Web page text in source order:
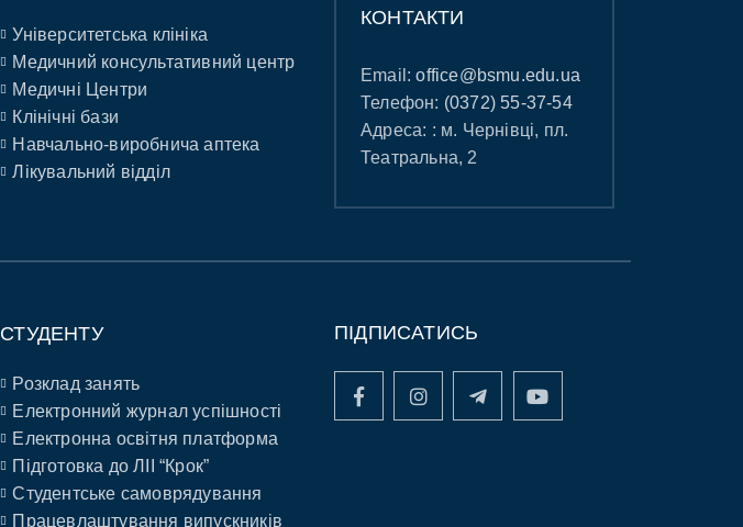
Університетська клініка
Медичний консультативний центр
Медичні Центри
Клінічні бази
Навчально-виробнича аптека
Лікувальний відділ
КОНТАКТИ
Email:office@bsmu.edu.ua
Телефон: (0372) 55-37-54
Адреса: : м. Чернівці, пл.
Театральна, 2
СТУДЕНТУ
Розклад занять
Електронний журнал успішності
Електронна освітня платформа
Підготовка до ЛІІ “Крок”
Студентське самоврядування
Працевлаштування випускників
ПІДПИСАТИСЬ